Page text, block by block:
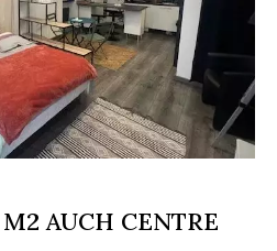
AUCH CENTRE